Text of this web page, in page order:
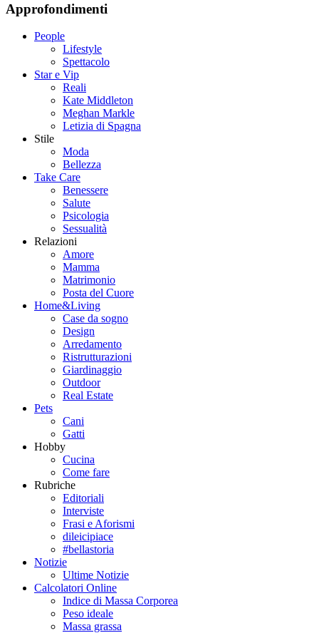
Approfondimenti
People
Lifestyle
Spettacolo
Star e Vip
Reali
Kate Middleton
Meghan Markle
Letizia di Spagna
Stile
Moda
Bellezza
Take Care
Benessere
Salute
Psicologia
Sessualità
Relazioni
Amore
Mamma
Matrimonio
Posta del Cuore
Home&Living
Case da sogno
Design
Arredamento
Ristrutturazioni
Giardinaggio
Outdoor
Real Estate
Pets
Cani
Gatti
Hobby
Cucina
Come fare
Rubriche
Editoriali
Interviste
Frasi e Aforismi
dileicipiace
#bellastoria
Notizie
Ultime Notizie
Calcolatori Online
Indice di Massa Corporea
Peso ideale
Massa grassa